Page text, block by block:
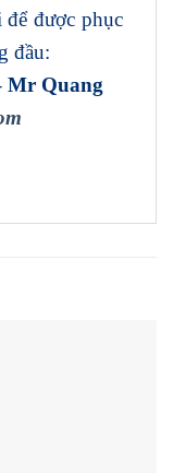
được phục
đầu:
Mr Quang